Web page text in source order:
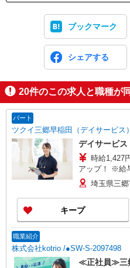
ブックマーク
シェアする
20件のこの求人と職種が
パート
ツクイ三郷早稲田（デイサービス）
デイサービ
時給1,427円〜1,969円
アップ！ ※給
埼玉県三
キープ
職業紹介
株式会社kotrio /●SW-S-2097498
≪正社員≫三